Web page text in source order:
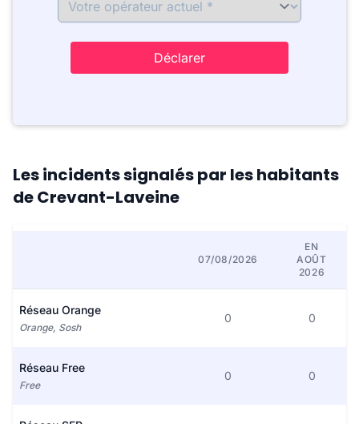
Déclarer
Les incidents signalés par les habitants
de Crevant-Laveine
07/08/2026
EN
AOÛT
2026
Réseau Orange
Orange, Sosh
0 0
Réseau Free
Free
0 0